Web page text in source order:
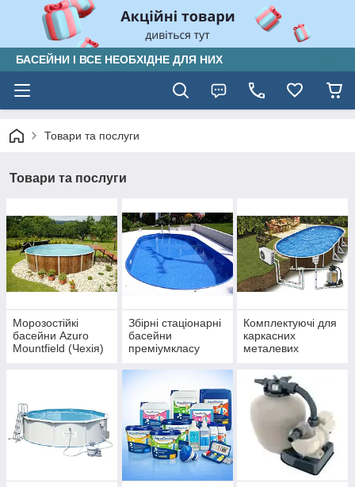
БАСЕЙНИ І ВСЕ НЕОБХІДНЕ ДЛЯ НИХ
Товари та послуги
Товари та послуги
Морозостійкі
басейни Azuro
Mountfield (Чехія)
Збірні стаціонарні
басейни
преміумкласу
(ЧЕХІЯ)
Комплектуючі для
каркасних
металевих